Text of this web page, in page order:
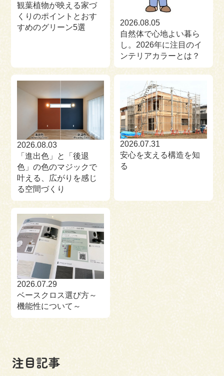
観葉植物が映える家づ
くりのポイントとおす
すめのグリーン5選
2026.08.05
自然体で心地よい暮ら
し。2026年に注目のイ
ンテリアカラーとは？
2026.08.03
「進出色」と「後退
色」の色のマジックで
叶える、広がりを感じ
る空間づくり
2026.07.31
安心を支える構造を知
る
2026.07.29
ベースクロス選び方～
機能性について～
注目記事